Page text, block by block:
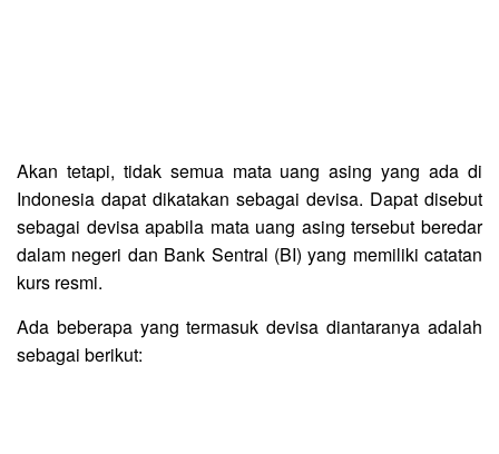
Akan tetapi, tidak semua mata uang asing yang ada di
Indonesia dapat dikatakan sebagai devisa. Dapat disebut
sebagai devisa apabila mata uang asing tersebut beredar
dalam negeri dan Bank Sentral (BI) yang memiliki catatan
kurs resmi.
Ada beberapa yang termasuk devisa diantaranya adalah
sebagai berikut: